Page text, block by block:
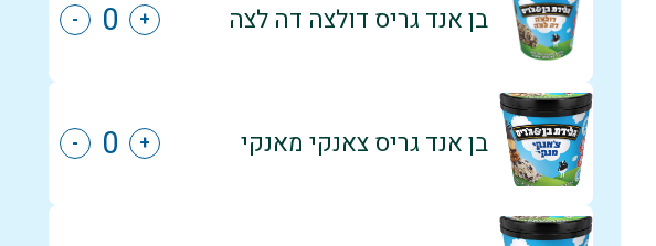
בן אנד גריס דולצה דה לצה +
-
בן אנד גריס צאנקי מאנקי +
-